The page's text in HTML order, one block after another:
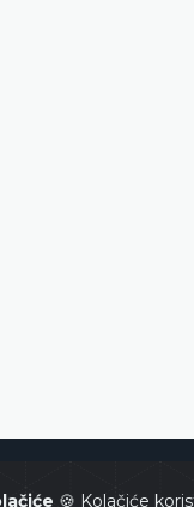
🍪 Kolačiće
Bosne i